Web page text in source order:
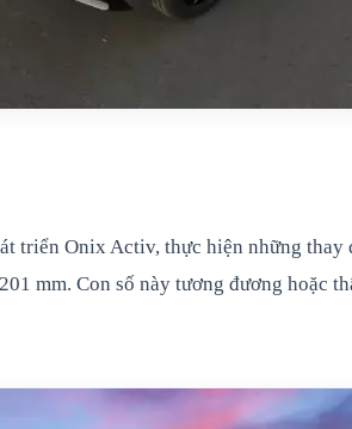
triển Onix Activ, thực hiện những
mm. Con số này tương đương hoặc